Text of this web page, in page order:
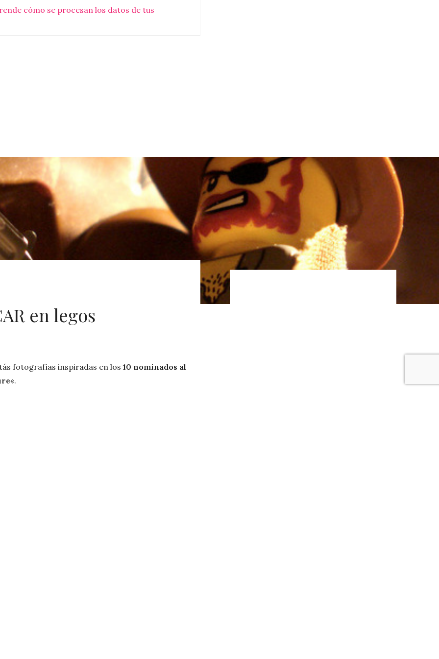
cómo se procesan los datos de tus
en legos
fotografías inspiradas en los 10 nominados al
«.